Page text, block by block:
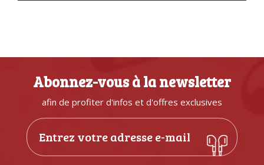
Abonnez-vous à la newsletter
afin de profiter d'infos et d'offres exclusives